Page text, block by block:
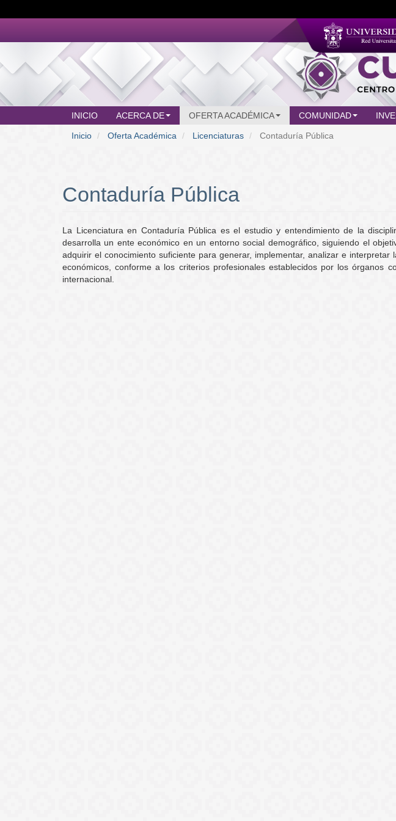
al
principal
MAIN
MENU
INICIO ACERCA DE OFERTA ACADÉMICA COMUNIDAD
Inicio Oferta Académica Licenciaturas Contaduría Pública
Contaduría Pública
La Licenciatura en Contaduría Pública es el estudio y entendimiento de la
desarrolla un ente económico en un entorno social demográfico, siguiendo el
adquirir el conocimiento suficiente para generar, implementar, analizar e
económicos, conforme a los criterios profesionales establecidos por los órganos
internacional.